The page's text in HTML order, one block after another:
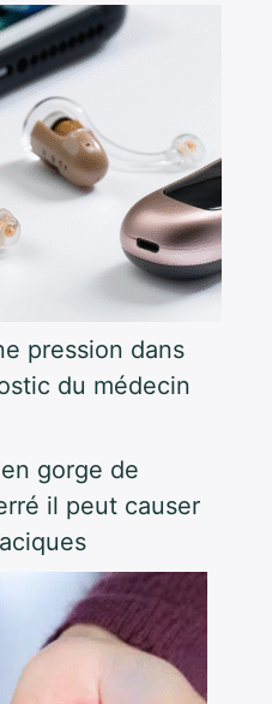
pression dans
du médecin
gorge de
il peut causer